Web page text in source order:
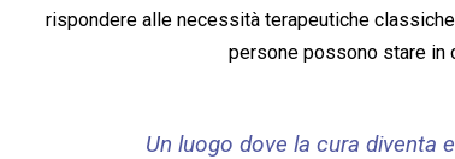
rispondere alle necessità terapeutiche
persone possono stare in
Un luogo dove la cura diventa